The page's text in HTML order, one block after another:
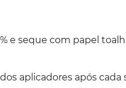
e seque com papel
aplicadores após